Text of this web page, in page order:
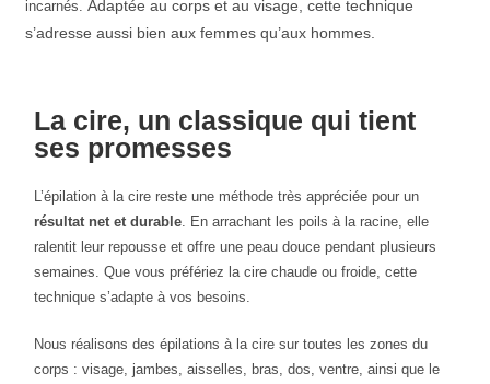
incarnés. Adaptée au corps et au visage, cette technique
s’adresse aussi bien aux femmes qu’aux hommes.
La cire, un classique qui tient
ses promesses
L’épilation à la cire reste une méthode très appréciée pour un
résultat net et durable. En arrachant les poils à la racine, elle
ralentit leur repousse et offre une peau douce pendant plusieurs
semaines. Que vous préfériez la cire chaude ou froide, cette
technique s’adapte à vos besoins.
Nous réalisons des épilations à la cire sur toutes les zones du
corps : visage, jambes, aisselles, bras, dos, ventre, ainsi que le